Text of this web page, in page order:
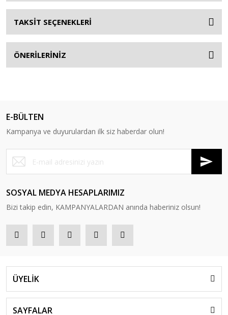
TAKSİT SEÇENEKLERİ
ÖNERİLERİNİZ
E-BÜLTEN
Kampanya ve duyurulardan ilk siz haberdar olun!
SOSYAL MEDYA HESAPLARIMIZ
Bizi takip edin, KAMPANYALARDAN anında haberiniz olsun!
ÜYELİK
SAYFALAR